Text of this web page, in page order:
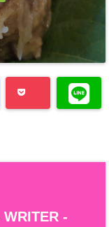
WRITER -